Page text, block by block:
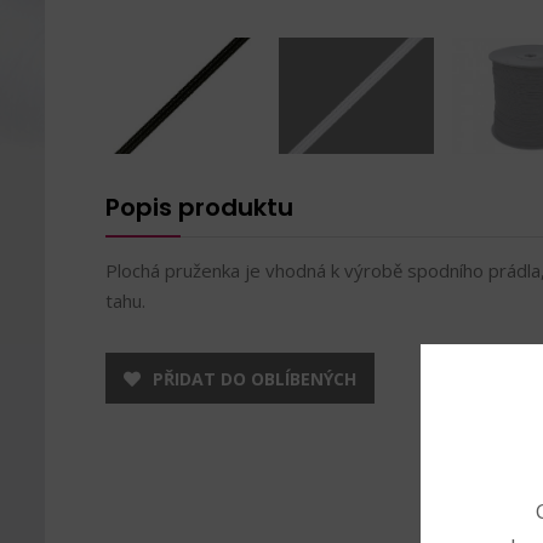
Popis produktu
Plochá pruženka je vhodná k výrobě spodního
tahu.
PŘIDAT DO OBLÍBENÝCH